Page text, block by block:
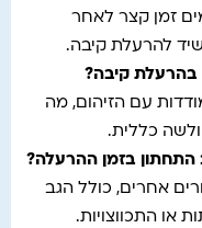
זמן קצר לאחר
להרעלת קיבה.
בהרעלת קיבה?
עם הזיהום, מה
כללית.
התחתון בזמן ההרעלה?
אחרים, כולל הגב
או התכווצויות.